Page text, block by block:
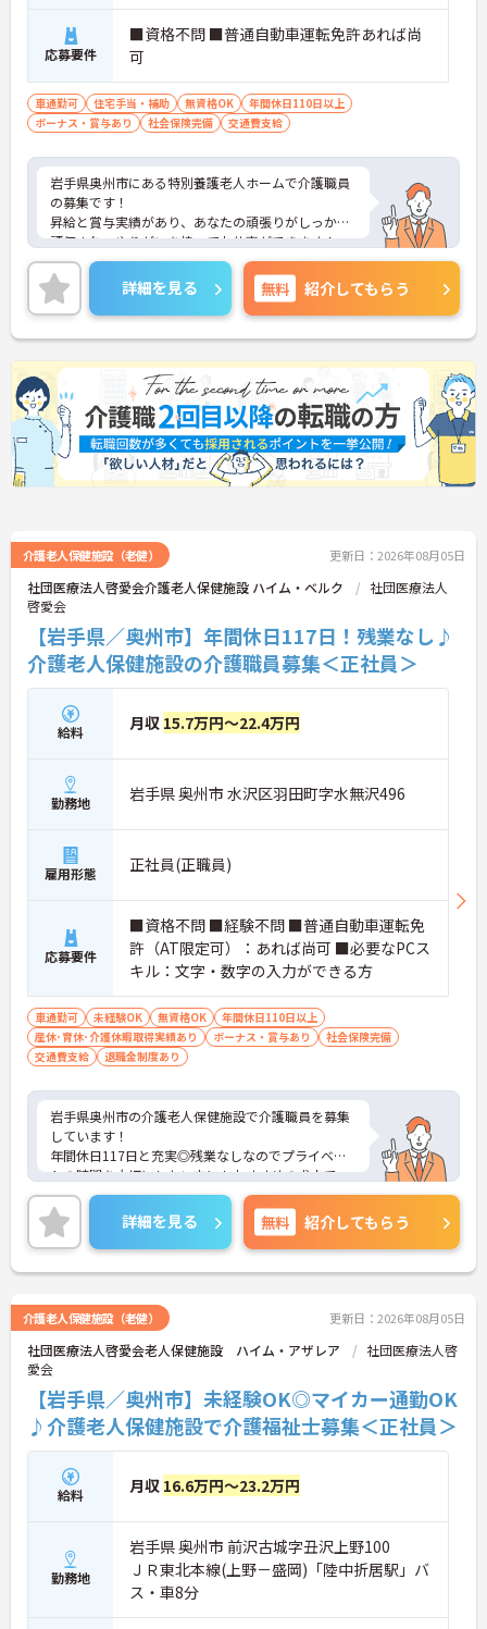
応募要件
■資格不問 ■普通自動車運転免許あれば尚
可
車通勤可 住宅手当・補助 無資格OK
年間休日110日以上
ボーナス・賞与あり
社会保険完備 交通費支給
岩手県奥州市にある特別養護老人ホームで介護職員
の募集です！
昇給と賞与実績があり、あなたの頑張りがしっかり
評価され、やりがいを持ってお仕事ができます！
また、住宅手当や扶養手当など手当が充実してお
り、安心して働きやすい環境が整っています◎
ご興味ある方は面接ポイントをお伝えしますので、
お気軽にご連絡ください。
詳細を見る 無料 紹介してもらう
介護老人保健施設（老健） 更新日：2026年08月05日
社団医療法人啓愛会介護老人保健施設 ハイム・ベルク
社団医療法人
啓愛会
【岩手県／奥州市】年間休日117日！残業なし♪
介護老人保健施設の介護職員募集＜正社員＞
給料 月収 15.7万円～22.4万円
勤務地 岩手県 奥州市 水沢区羽田町字水無沢496
雇用形態 正社員(正職員)
応募要件
■資格不問 ■経験不問 ■普通自動車運転免
許（AT限定可）：あれば尚可 ■必要なPCス
キル：文字・数字の入力ができる方
車通勤可 未経験OK 無資格OK
年間休日110日以上
産休･育休･介護休暇取得実績あり
ボーナス・賞与あり
社会保険完備
交通費支給
退職金制度あり
岩手県奥州市の介護老人保健施設で介護職員を募集
しています！
年間休日117日と充実◎残業なしなのでプライベー
トの時間を大切にしたい方にもおすすめの求人で
す！
マイカー通勤もOK♪無料駐車場も完備しているため
安心して通勤できます！
ご興味のある方は、面接のポイントをお伝えします
のでご連絡ください！
詳細を見る 無料 紹介してもらう
介護老人保健施設（老健） 更新日：2026年08月05日
社団医療法人啓愛会老人保健施設 ハイム・アザレア
社団医療法人啓
愛会
【岩手県／奥州市】未経験OK◎マイカー通勤OK
♪介護老人保健施設で介護福祉士募集＜正社員＞
給料 月収 16.6万円～23.2万円
勤務地
岩手県 奥州市 前沢古城字丑沢上野100
ＪＲ東北本線(上野－盛岡)「陸中折居駅」バ
ス・車8分